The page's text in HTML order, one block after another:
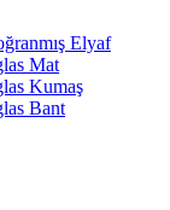
Elyaf
Mat
Kumaş
Bant